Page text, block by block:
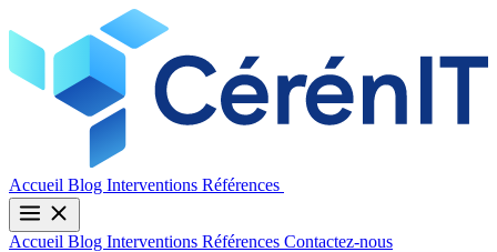
Accueil Blog Interventions Références
Accueil Blog Interventions Références Contactez-nous